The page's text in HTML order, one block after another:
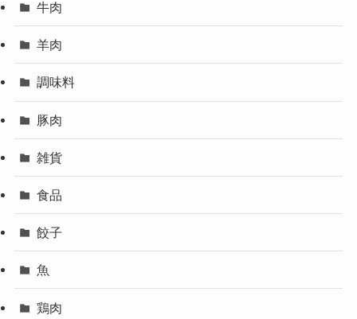
牛肉
羊肉
調味料
豚肉
雑貨
食品
餃子
魚
鶏肉